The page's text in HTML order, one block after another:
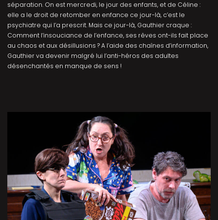
séparation. On est mercredi, le jour des enfants, et de Céline :
elle a le droit de retomber en enfance ce jour-là, c’est le
psychiatre qui l’a prescrit. Mais ce jour-là, Gauthier craque :
Comment l’insouciance de l’enfance, ses rêves ont-ils fait place
au chaos et aux désillusions ? A l’aide des chaînes d’information,
Gauthier va devenir malgré lui l’anti-héros des adultes
désenchantés en manque de sens !